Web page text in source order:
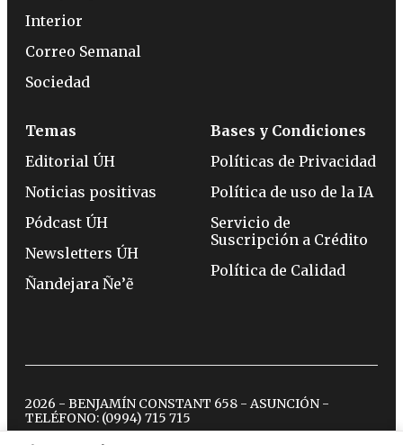
Interior
Correo Semanal
Sociedad
Temas
Editorial ÚH
Noticias positivas
Pódcast ÚH
Newsletters ÚH
Ñandejara Ñe’ẽ
Bases y Condiciones
Políticas de Privacidad
Política de uso de la IA
Servicio de
Suscripción a Crédito
Política de Calidad
2026 - BENJAMÍN CONSTANT 658 - ASUNCIÓN -
TELÉFONO: (0994) 715 715